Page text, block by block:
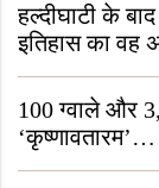
हल्दीघाटी के
इतिहास का वह
जीवित है
100 ग्वाले और
“ऐसा तो सिर्फ़